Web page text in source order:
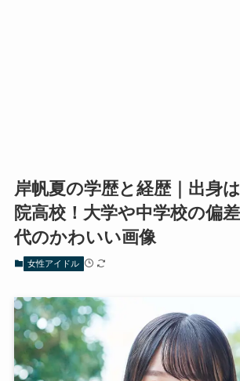
岸帆夏の学歴と経歴｜出身
院高校！大学や中学校の偏
代のかわいい画像
女性アイドル